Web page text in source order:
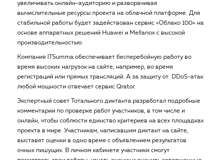
увеличивать онлайн-аудиторию и разворачивая
вычислительные ресурсы проекта на облачной платформе. Для
стабильной работы будет задействован сервис «Облако 100» на
основе аппаратных решений Huawei и Mellanox с высокой
производительностью.
Компания ITSumma обеспечивает бесперебойную работу во
время высоких нагрузок на сайте, например, во время
регистраций или прямых трансляций. А за защиту от DDoS-атак
любой мощности отвечает сервис Qrator.
Экспертный совет Тотального диктанта разработал подробные
комментарии по проверке работ участников, в том числе и
онлайн, чтобы соблюсти единство критериев на всех площадках
проекта в мире. Участникам, написавшим диктант на сайте,
выставят оценки в одно время с объявлением результатов
очных пишущих. В личном кабинете участники смогут